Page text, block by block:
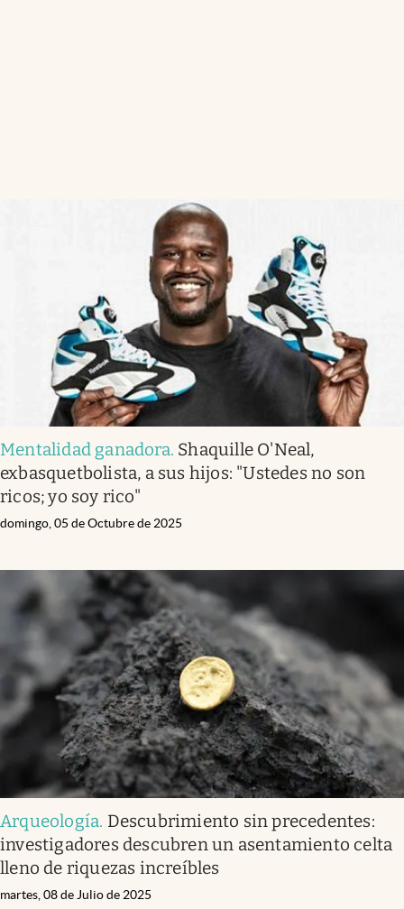
Mentalidad ganadora. Shaquille O'Neal,
exbasquetbolista, a sus hijos: "Ustedes no son
ricos; yo soy rico"
domingo, 05 de Octubre de 2025
Arqueología. Descubrimiento sin precedentes:
investigadores descubren un asentamiento celta
lleno de riquezas increíbles
martes, 08 de Julio de 2025